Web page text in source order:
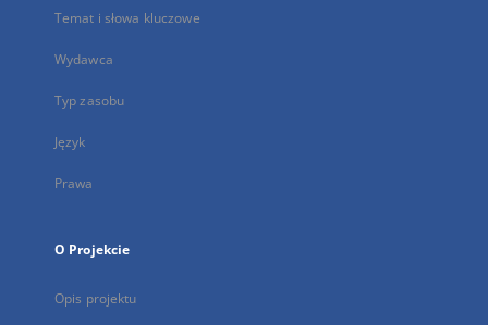
Temat i słowa kluczowe
Wydawca
Typ zasobu
Język
Prawa
O Projekcie
Opis projektu